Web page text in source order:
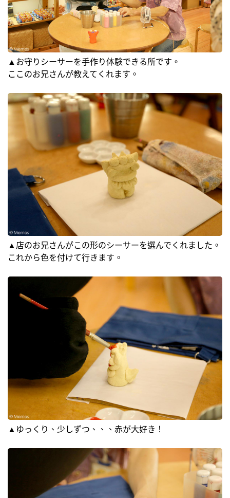
▲お守りシーサーを手作り体験できる所です。
ここのお兄さんが教えてくれます。
▲店のお兄さんがこの形のシーサーを選んでくれました。
これから色を付けて行きます。
▲ゆっくり、少しずつ、、、赤が大好き！